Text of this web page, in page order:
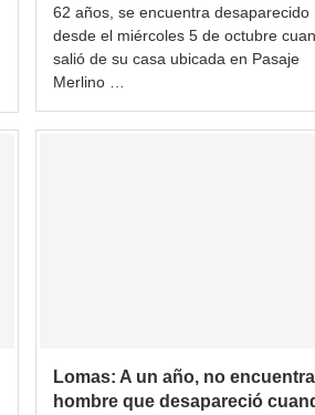
62 años, se encuentra desaparecido
desde el miércoles 5 de octubre
salió de su casa ubicada en Pasaje
Merlino …
Lomas: A un año, no
hombre que desapareció